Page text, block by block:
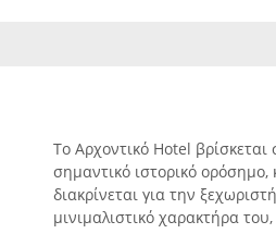
Το Αρχοντικό Hotel
σημαντικό ιστορικό
διακρίνεται για την
μινιμαλιστικό χαρακτήρα